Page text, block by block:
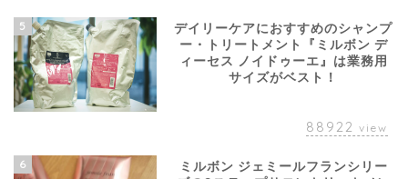
5
デイリーケアにおすすめのシャンプ
ー・トリートメント『ミルボン デ
ィーセス ノイドゥーエ』は業務用
サイズがベスト！
88922 view
6
ミルボン ジェミールフランシリー